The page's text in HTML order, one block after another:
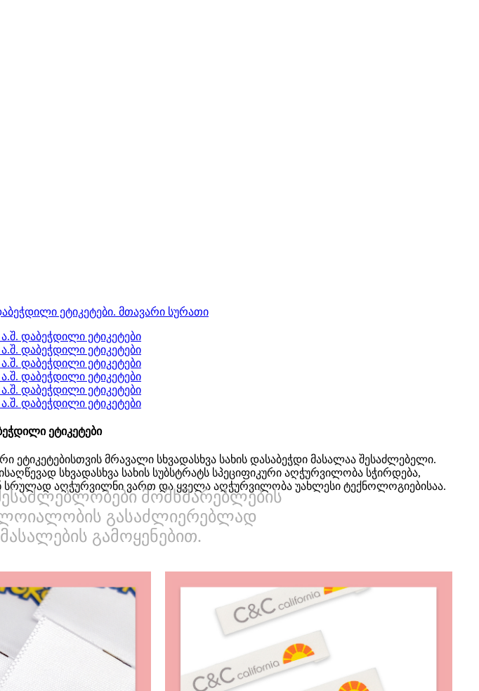
ეტიკეტები
მრავალი სხვადასხვა სახის დასაბეჭდი მასალაა შესაძლებელი.
სხვადასხვა სახის სუბსტრატს სპეციფიკური აღჭურვილობა სჭირდება,
აღჭურვილნი ვართ და ყველა აღჭურვილობა უახლესი ტექნოლოგიებისაა.
მომხმარებლების
გასაძლიერებლად
გამოყენებით.